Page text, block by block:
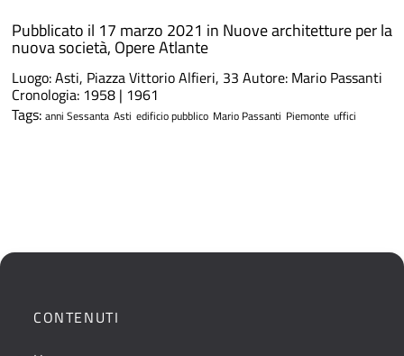
Pubblicato il 17 marzo 2021 in Nuove architetture per la
nuova società, Opere Atlante
Luogo: Asti, Piazza Vittorio Alfieri, 33 Autore: Mario Passanti
Cronologia: 1958 | 1961
Tags: anni Sessanta Asti edificio pubblico Mario Passanti Piemonte uffici
CONTENUTI